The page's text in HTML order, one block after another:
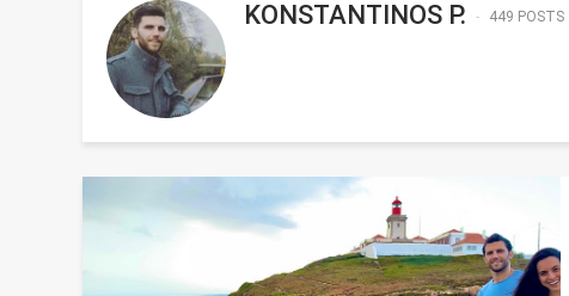
KONSTANTINOS P. 449 POSTS